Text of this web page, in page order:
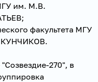
им. М.В.
факультета МГУ
270", в